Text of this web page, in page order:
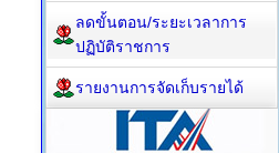
ลดขั้นตอน/ระยะเวลาการ
ปฏิบัติราชการ
รายงานการจัดเก็บรายได้